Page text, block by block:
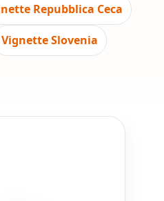
Repubblica Ceca
Vignette Slovenia